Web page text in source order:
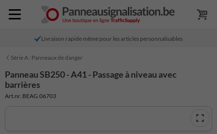
Livraison rapide même pour les articles personnalisables
Série A : Panneaux de danger
Panneau SB250 - A41 - Passage à niveau avec
barrières
Art.nr. BEAG.06703